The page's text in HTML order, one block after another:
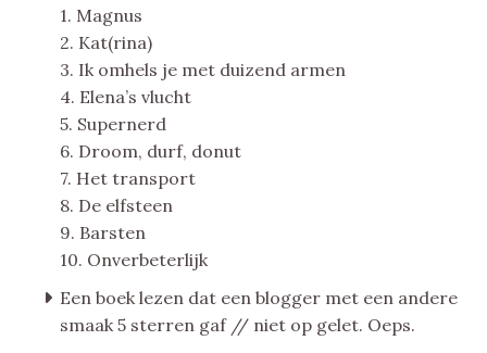
1. Magnus
2. Kat(rina)
3. Ik omhels je met duizend armen
4. Elena’s vlucht
5. Supernerd
6. Droom, durf, donut
7. Het transport
8. De elfsteen
9. Barsten
10. Onverbeterlijk
Een boek lezen dat een blogger met een andere
smaak 5 sterren gaf // niet op gelet. Oeps.